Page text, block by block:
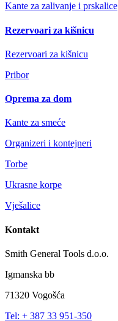
Kante za zalivanje i prskalice
Rezervoari za kišnicu
Rezervoari za kišnicu
Pribor
Oprema za dom
Kante za smeće
Organizeri i kontejneri
Torbe
Ukrasne korpe
Vješalice
Kontakt
Smith General Tools d.o.o.
Igmanska bb
71320 Vogošća
Tel: + 387 33 951-350